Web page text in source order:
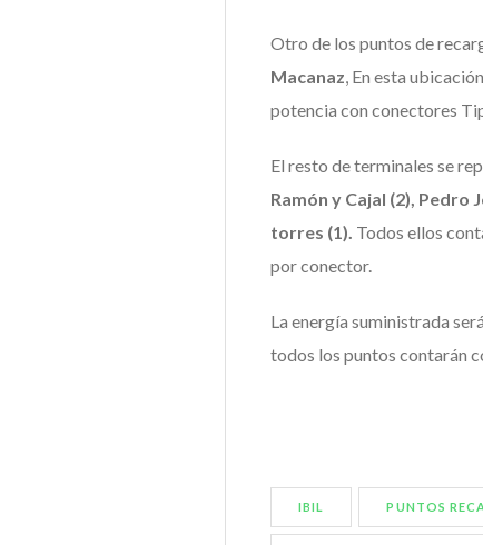
Otro de los puntos de
Macanaz, En esta
potencia con conectores
El resto de terminales se
Ramón y Cajal (2), Pedro
torres (1). Todos ellos
por conector.
La energía suministrada
todos los puntos contarán
IBIL PUNTOS